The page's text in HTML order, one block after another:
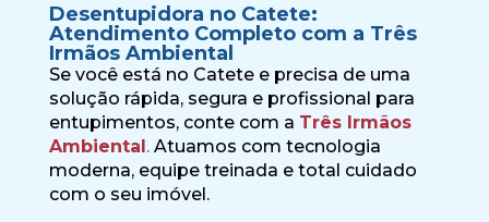
Desentupidora no Catete:
Atendimento Completo com a Três
Irmãos Ambiental
Se você está no Catete e precisa de uma
solução rápida, segura e profissional para
entupimentos, conte com a Três Irmãos
Ambiental.Atuamos com tecnologia
moderna, equipe treinada e total cuidado
com o seu imóvel.